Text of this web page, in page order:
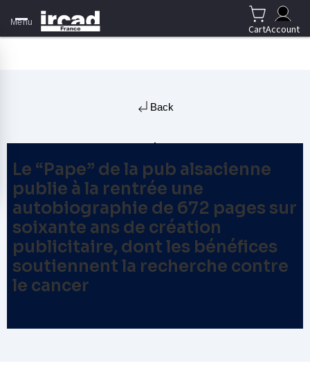
Menu
CartAccount
Back
Le “Pape” de la pub alsacienne
publie à la rentrée une
autobiographie de 672 pages sur
soixante ans de création
publicitaire, dont les bénéfices
soutiennent la recherche contre
le cancer